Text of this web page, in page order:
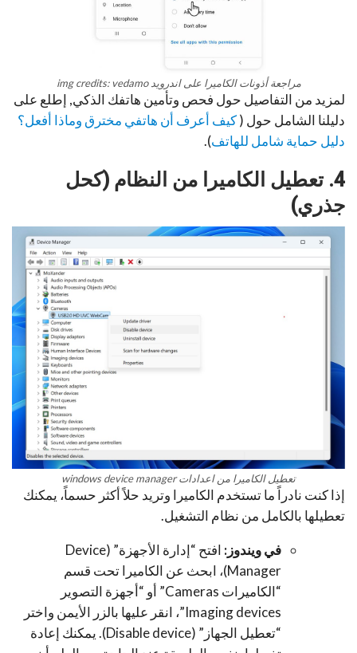
مراجعة أذونات الكاميرا على اندرويد img credits: vedamo
لمزيد من التفاصيل حول فحص وتأمين هاتفك الذكي, إطلع على
دليلنا الشامل حول (كيف أعرف أن هاتفي مخترق وماذا أفعل؟
دليل حماية شامل للهاتف).
4. تعطيل الكاميرا من النظام (كحل
جذري)
تعطيل الكاميرا من اعدادات windows device manager
إذا كنت نادراً ما تستخدم الكاميرا وتريد حلاً أكثر حسماً، يمكنك
تعطيلها بالكامل من نظام التشغيل.
في ويندوز:
افتح “إدارة الأجهزة” (Device
Manager)، ابحث عن الكاميرا تحت قسم
“الكاميرات Cameras” أو “أجهزة التصوير
Imaging devices”، انقر عليها بالزر الأيمن واختر
“تعطيل الجهاز” (Disable device). يمكنك إعادة